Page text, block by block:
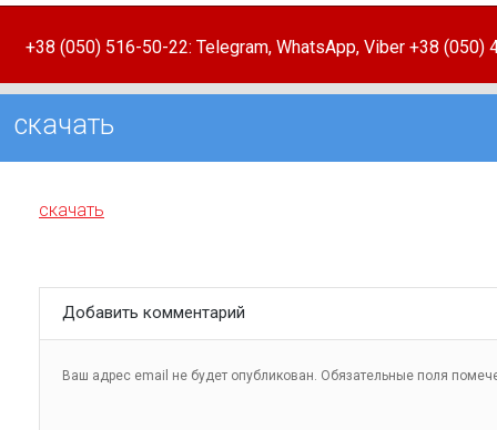
+38 (050) 516-50-22: Telegram, WhatsApp, Viber +38 (050)
скачать
скачать
Добавить комментарий
Ваш адрес email не будет опубликован. Обязательные поля